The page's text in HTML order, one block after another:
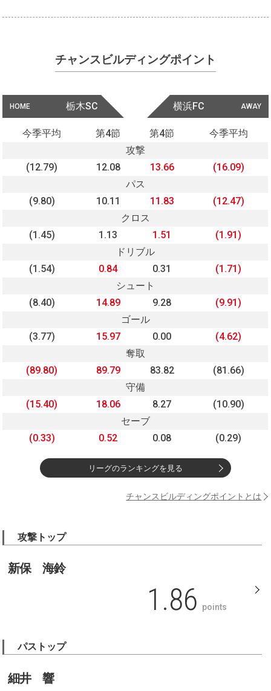
チャンスビルディングポイント
HOME 栃木SC AWAY
横浜FC
今季平均 第4節 第4節
今季平均
攻撃
(12.79)
12.08 13.66
(16.09)
パス
(9.80)
10.11 11.83
(12.47)
クロス
(1.45)
1.13 1.51
(1.91)
ドリブル
(1.54)
0.84 0.31
(1.71)
シュート
(8.40)
14.89 9.28
(9.91)
ゴール
(3.77)
15.97 0.00
(4.62)
奪取
(89.80)
89.79 83.82
(81.66)
守備
(15.40)
18.06 8.27
(10.90)
セーブ
(0.33)
0.52 0.08 (0.29)
リーグのランキングを見る
チャンスビルディングポイントとは
攻撃トップ
新保 海鈴
1.86 points
パストップ
細井 響